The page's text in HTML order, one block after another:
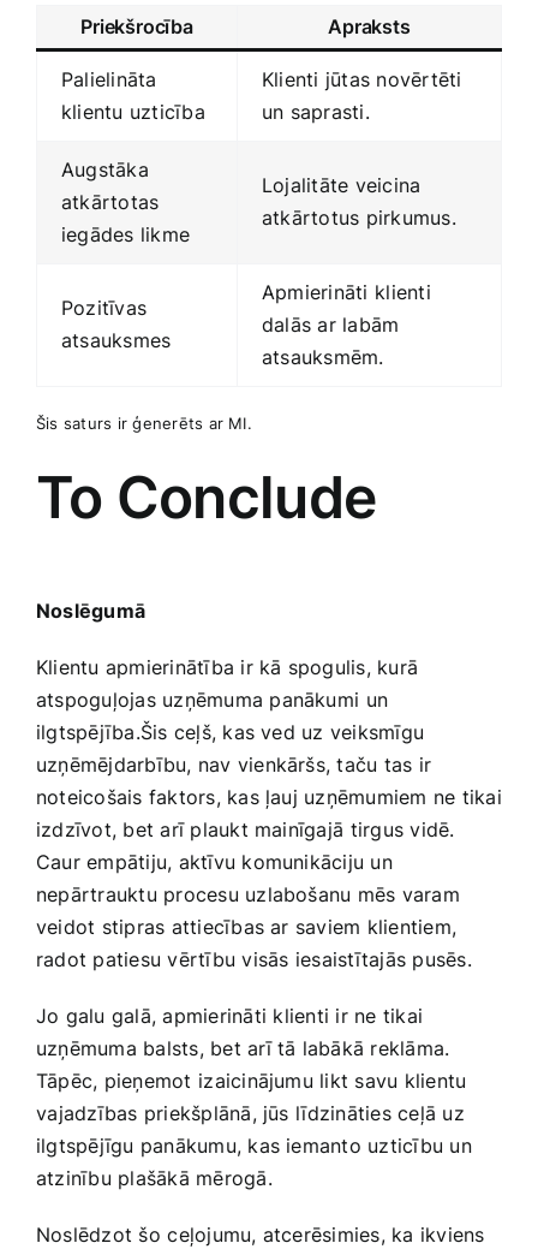
Priekšrocība Apraksts
Palielināta
klientu uzticība
Klienti jūtas novērtēti
un saprasti.
Augstāka
atkārtotas
iegādes likme
Lojalitāte veicina
atkārtotus pirkumus.
Pozitīvas
atsauksmes
Apmierināti⁣ klienti‌
dalās ​ar labām
atsauksmēm.
Šis saturs ir ​ģenerēts ar MI.
To Conclude
Noslēgumā
Klientu apmierinātība ​ir kā ​spogulis, kurā ​
atspoguļojas ‍uzņēmuma panākumi⁣ un
ilgtspējība.Šis ceļš, kas ved uz veiksmīgu
uzņēmējdarbību, nav vienkāršs,​ taču ‍tas ⁣ir‌
noteicošais faktors, kas ļauj uzņēmumiem ne‌ tikai
izdzīvot, bet arī plaukt mainīgajā⁢ tirgus vidē.
Caur ‌empātiju, ‌aktīvu komunikāciju un
nepārtrauktu procesu uzlabošanu mēs varam
veidot stipras attiecības ​ar saviem klientiem,
radot patiesu vērtību visās⁢ iesaistītajās pusēs.
Jo galu galā, apmierināti⁢ klienti ir ne tikai
uzņēmuma balsts, bet arī tā labākā reklāma.​
Tāpēc, pieņemot ⁣izaicinājumu likt savu​ klientu
⁢vajadzības‌ priekšplānā, jūs ⁣līdzināties ceļā uz
ilgtspējīgu panākumu, kas iemanto uzticību un
atzinību‍ plašākā mērogā.
Noslēdzot šo⁣ ceļojumu, atcerēsimies, ka‌ ikviens